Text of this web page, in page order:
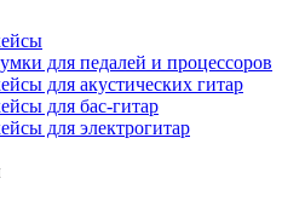
для педалей и процессоров
для акустических гитар
для бас-гитар
для электрогитар